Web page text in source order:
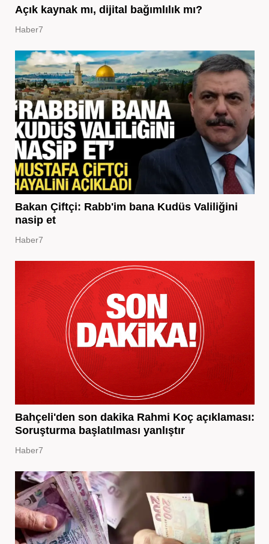
Açık kaynak mı, dijital bağımlılık mı?
Haber7
Bakan Çiftçi: Rabb'im bana Kudüs Valiliğini
nasip et
Haber7
Bahçeli'den son dakika Rahmi Koç açıklaması:
Soruşturma başlatılması yanlıştır
Haber7